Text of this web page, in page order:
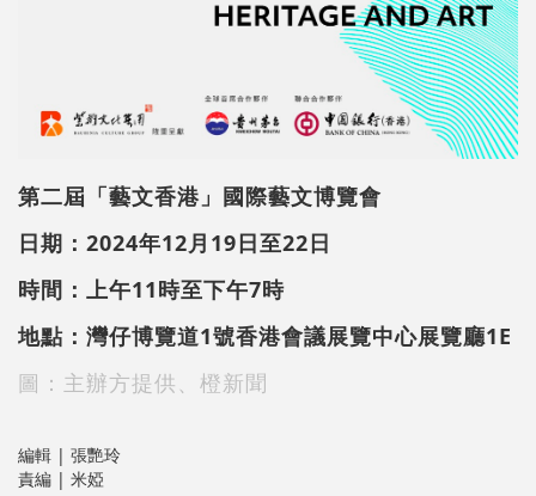
第二屆「藝文香港」國際藝文博覽會
日期：2024年12月19日至22日
時間：上午11時至下午7時
地點：灣仔博覽道1號香港會議展覽中心展覽廳1E
圖：主辦方提供、橙新聞
編輯 | 張艷玲
責編 | 米婭